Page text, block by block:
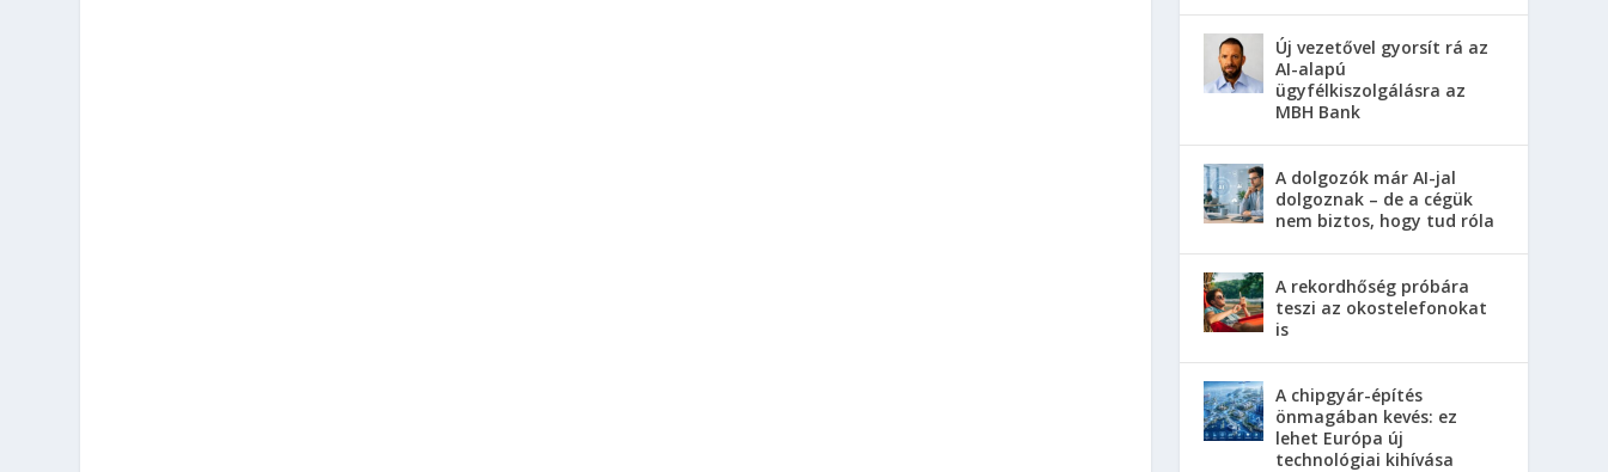
Új vezetővel gyorsít rá az
AI-alapú
ügyfélkiszolgálásra az
MBH Bank
A dolgozók már AI-jal
dolgoznak – de a cégük
nem biztos, hogy tud róla
A rekordhőség próbára
teszi az okostelefonokat
is
A chipgyár-építés
önmagában kevés: ez
lehet Európa új
technológiai kihívása